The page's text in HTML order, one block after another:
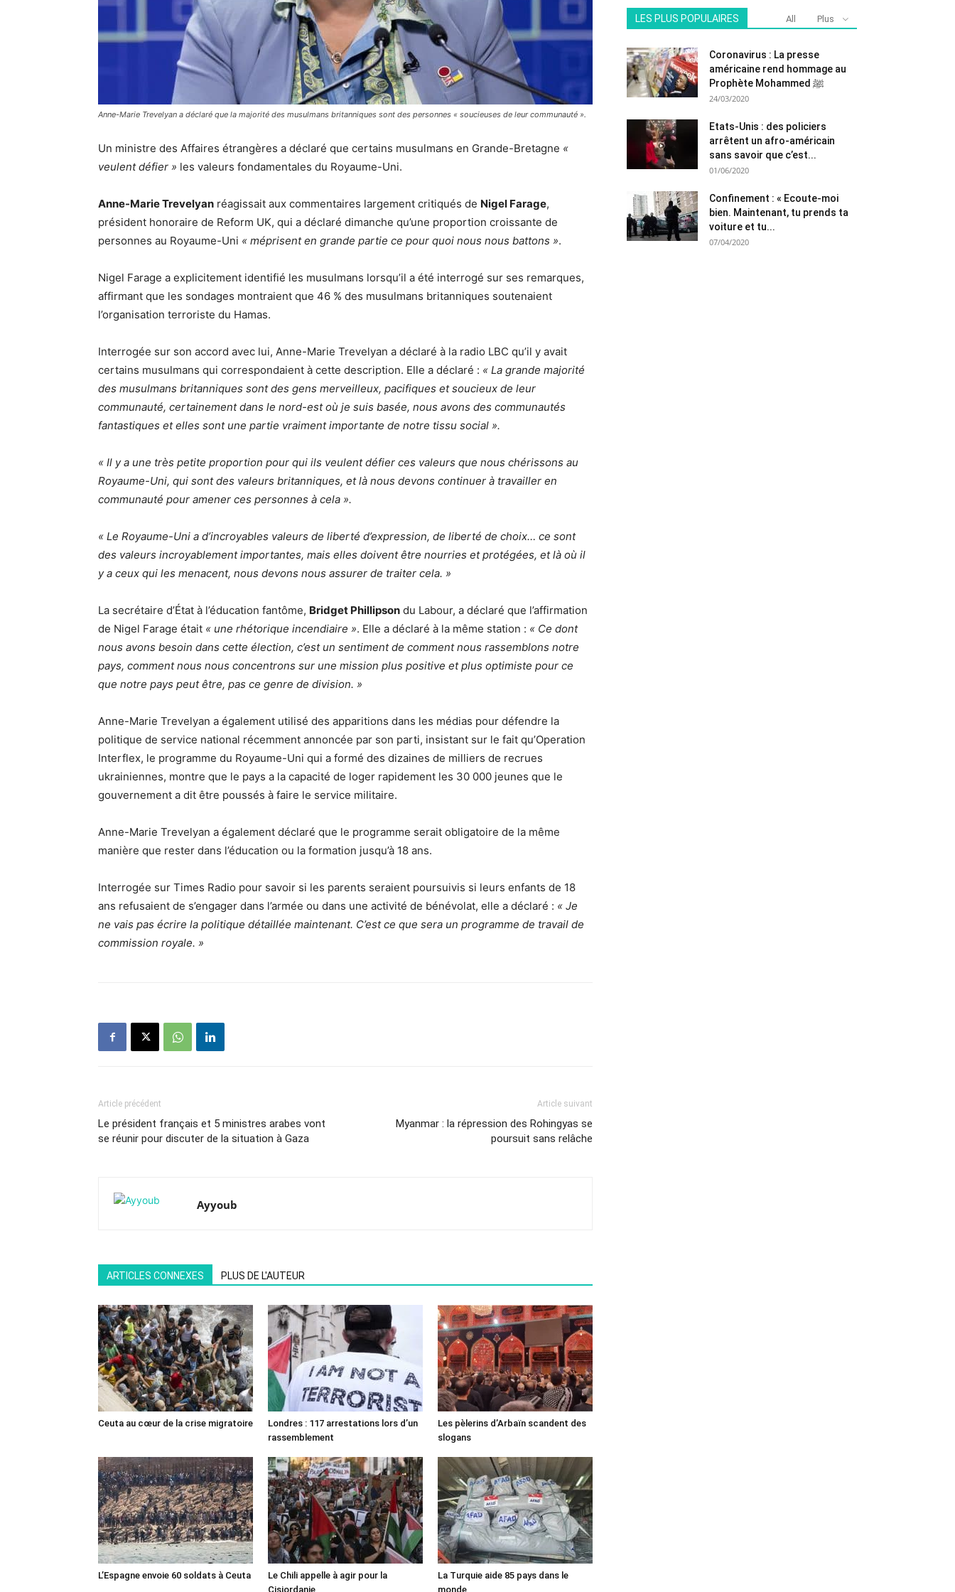
Anne-Marie Trevelyan a déclaré que la majorité des musulmans britanniques sont des personnes « soucieuses de leur communauté ».
Un ministre des Affaires étrangères a déclaré que certains musulmans en Grande-Bretagne «
veulent défier » les valeurs fondamentales du Royaume-Uni.
Anne-Marie Trevelyan réagissait aux commentaires largement critiqués de Nigel Farage,
président honoraire de Reform UK, qui a déclaré dimanche qu’une proportion croissante de
personnes au Royaume-Uni « méprisent en grande partie ce pour quoi nous nous battons ».
Nigel Farage a explicitement identifié les musulmans lorsqu’il a été interrogé sur ses remarques,
affirmant que les sondages montraient que 46 % des musulmans britanniques soutenaient
l’organisation terroriste du Hamas.
Interrogée sur son accord avec lui, Anne-Marie Trevelyan a déclaré à la radio LBC qu’il y avait
certains musulmans qui correspondaient à cette description. Elle a déclaré : « La grande majorité
des musulmans britanniques sont des gens merveilleux, pacifiques et soucieux de leur
communauté, certainement dans le nord-est où je suis basée, nous avons des communautés
fantastiques et elles sont une partie vraiment importante de notre tissu social ».
« Il y a une très petite proportion pour qui ils veulent défier ces valeurs que nous chérissons au
Royaume-Uni, qui sont des valeurs britanniques, et là nous devons continuer à travailler en
communauté pour amener ces personnes à cela ».
« Le Royaume-Uni a d’incroyables valeurs de liberté d’expression, de liberté de choix… ce sont
des valeurs incroyablement importantes, mais elles doivent être nourries et protégées, et là où il
y a ceux qui les menacent, nous devons nous assurer de traiter cela. »
La secrétaire d’État à l’éducation fantôme, Bridget Phillipson du Labour, a déclaré que l’affirmation
de Nigel Farage était « une rhétorique incendiaire ». Elle a déclaré à la même station : « Ce dont
nous avons besoin dans cette élection, c’est un sentiment de comment nous rassemblons notre
pays, comment nous nous concentrons sur une mission plus positive et plus optimiste pour ce
que notre pays peut être, pas ce genre de division. »
Anne-Marie Trevelyan a également utilisé des apparitions dans les médias pour défendre la
politique de service national récemment annoncée par son parti, insistant sur le fait qu’Operation
Interflex, le programme du Royaume-Uni qui a formé des dizaines de milliers de recrues
ukrainiennes, montre que le pays a la capacité de loger rapidement les 30 000 jeunes que le
gouvernement a dit être poussés à faire le service militaire.
Anne-Marie Trevelyan a également déclaré que le programme serait obligatoire de la même
manière que rester dans l’éducation ou la formation jusqu’à 18 ans.
Interrogée sur Times Radio pour savoir si les parents seraient poursuivis si leurs enfants de 18
ans refusaient de s’engager dans l’armée ou dans une activité de bénévolat, elle a déclaré : « Je
ne vais pas écrire la politique détaillée maintenant. C’est ce que sera un programme de travail de
commission royale. »
Article précédent
Le président français et 5 ministres arabes vont
se réunir pour discuter de la situation à Gaza
Article suivant
Myanmar : la répression des Rohingyas se
poursuit sans relâche
Ayyoub
ARTICLES CONNEXES PLUS DE L'AUTEUR
Ceuta au cœur de la crise migratoire
Londres : 117 arrestations lors d’un
rassemblement
Les pèlerins d’Arbaïn scandent des
slogans
L’Espagne envoie 60 soldats à Ceuta
Le Chili appelle à agir pour la
Cisjordanie
La Turquie aide 85 pays dans le
monde
LES PLUS POPULAIRES All Plus
Coronavirus : La presse
américaine rend hommage au
Prophète Mohammed ﷺ
24/03/2020
Etats-Unis : des policiers
arrêtent un afro-américain
sans savoir que c’est...
01/06/2020
Confinement : « Ecoute-moi
bien. Maintenant, tu prends ta
voiture et tu...
07/04/2020